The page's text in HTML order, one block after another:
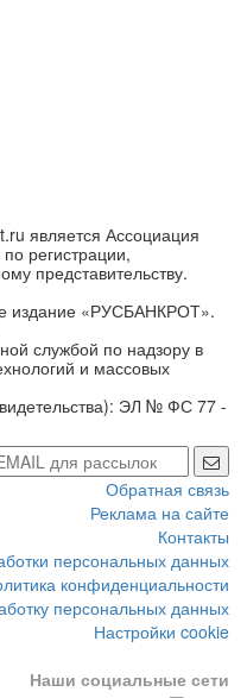
является Ассоциация
регистрации,
представительству.
издание «РУСБАНКРОТ».
службой по надзору в
и массовых
ЭЛ № ФС 77 -
Обратная связь
Реклама на сайте
Контакты
персональных данных
конфиденциальности
персональных данных
Настройки cookie
Наши социальные сети